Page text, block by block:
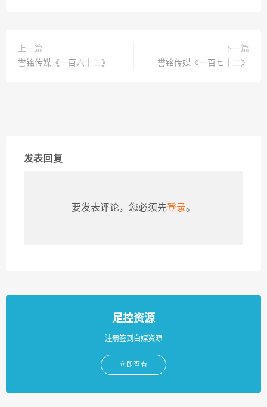
上一篇
誉铭传媒《一百六十二》
下一篇
誉铭传媒《一百七十二》
发表回复
要发表评论，您必须先登录。
足控资源
注册签到白嫖资源
立即查看